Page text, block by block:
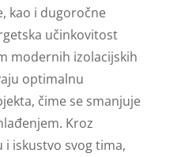
kao i dugoročne
učinkovitost
modernih izolacijskih
optimalnu
čime se smanjuje
Kroz
iskustvo svog tima,